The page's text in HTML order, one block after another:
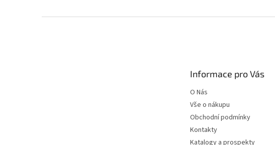
Informace pro Vás
O Nás
Vše o nákupu
Obchodní podmínky
Kontakty
Katalogy a prospekty